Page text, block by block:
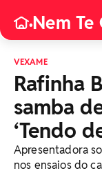
•Nem
VEXAME
Rafinha
samba
‘Tendo
Apresentadora
nos ensaios do